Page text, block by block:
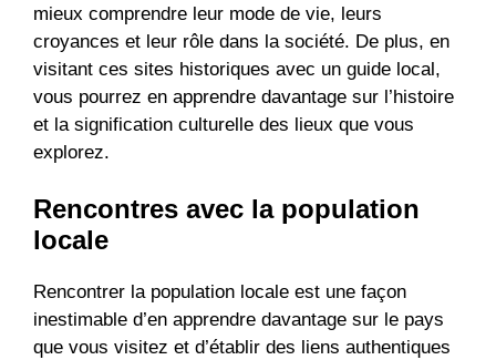
mieux comprendre leur mode de vie, leurs
croyances et leur rôle dans la société. De plus, en
visitant ces sites historiques avec un guide local,
vous pourrez en apprendre davantage sur l’histoire
et la signification culturelle des lieux que vous
explorez.
Rencontres avec la population
locale
Rencontrer la population locale est une façon
inestimable d’en apprendre davantage sur le pays
que vous visitez et d’établir des liens authentiques